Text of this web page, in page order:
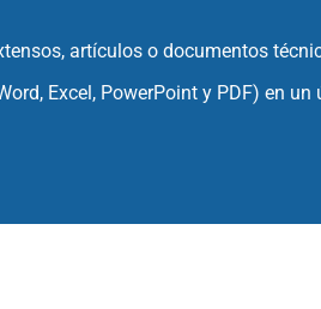
artículos o documentos
Excel, PowerPoint y PDF) en